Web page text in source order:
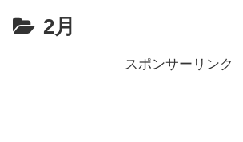
2月
スポンサーリンク